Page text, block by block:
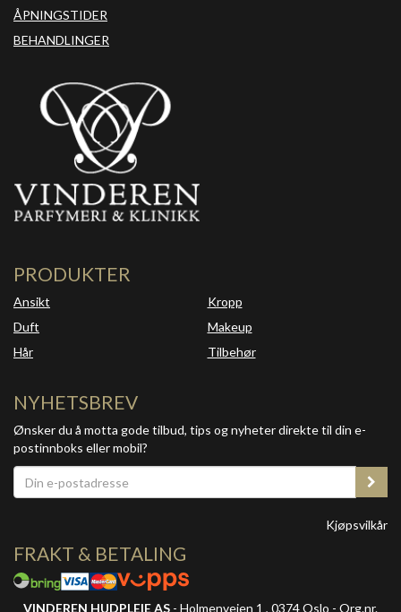
ÅPNINGSTIDER
BEHANDLINGER
PRODUKTER
Ansikt
Duft
Hår
Kropp
Makeup
Tilbehør
NYHETSBREV
Ønsker du å motta gode tilbud, tips og nyheter direkte til din e-
postinnboks eller mobil?
Kjøpsvilkår
FRAKT & BETALING
VINDEREN HUDPLEIE AS - Holmenveien 1 , 0374 Oslo - Org.nr.